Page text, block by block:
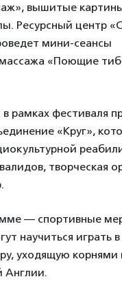
вышитые
Ресурсный центр
мини-сеансы
массажа «Поющие
рамках фестиваля
«Круг»,
творческая
— спортивные
научиться играть в
уходящую корнями
Англии.